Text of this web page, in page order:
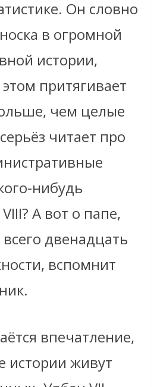
Он словно
в огромной
истории,
притягивает
чем целые
читает про
нибудь
А вот о папе,
двенадцать
вспомнит
впечатление,
истории живут